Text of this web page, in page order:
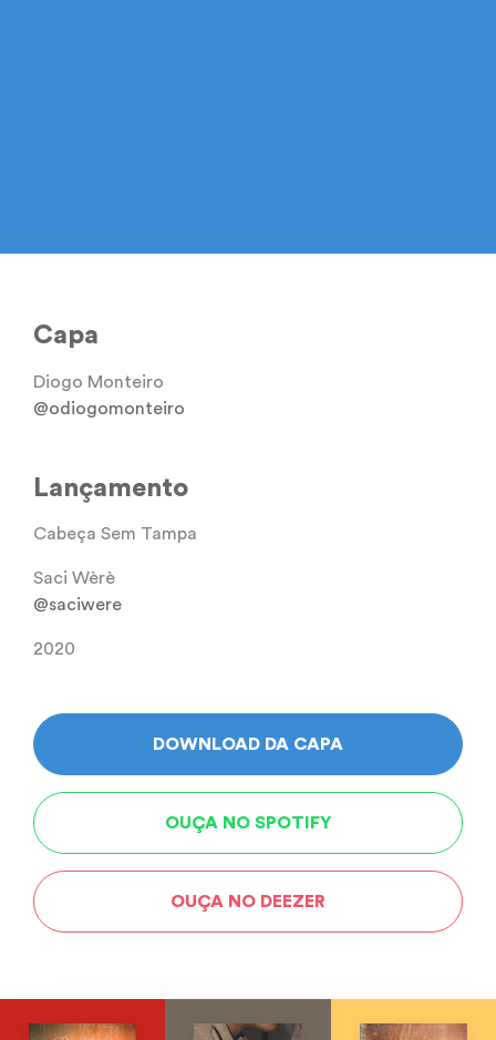
Capa
Diogo Monteiro
@odiogomonteiro
Lançamento
Cabeça Sem Tampa
Saci Wèrè
@saciwere
2020
DOWNLOAD DA CAPA
OUÇA NO SPOTIFY
OUÇA NO DEEZER